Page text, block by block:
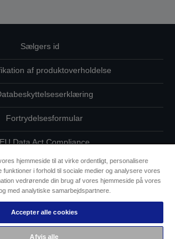
Sælgers id
af produktoverholdelse
Fortrydelsesformular
EU Data Act Compliance
os vedrørende dine data
Oplysninger om cookies
forpligtelse til tilgængelighed
hjemmeside til at virke ordentligt, personalisere
funktioner i forhold til sociale medier og analysere vores
vedrørende din brug af vores hjemmeside på vores
med analytiske samarbejdspartnere.
Accepter alle cookies
Afvis alle